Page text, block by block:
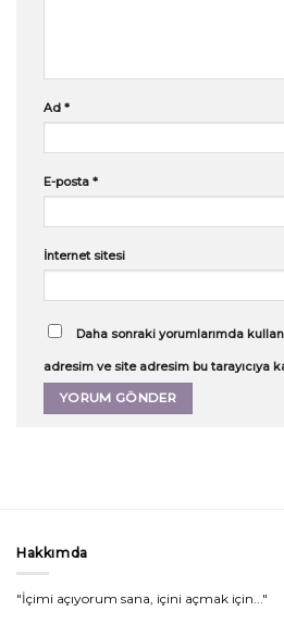
Ad *
E-posta *
İnternet sitesi
Daha sonraki yorumlarımda
adresim ve site adresim bu tarayıcıya
Hakkımda
"İçimi açıyorum sana, içini açmak için..."